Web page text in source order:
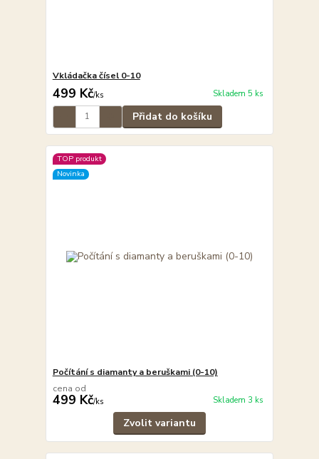
Vkládačka čísel 0-10
499 Kč/ks Skladem 5 ks
Přidat do košíku
TOP produkt
Novinka
Počítání s diamanty a beruškami (0-10)
cena od
499 Kč/ks Skladem 3 ks
Zvolit variantu